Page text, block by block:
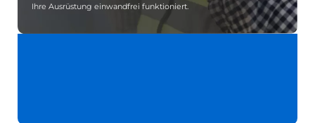
Ihre Ausrüstung einwandfrei funktioniert.